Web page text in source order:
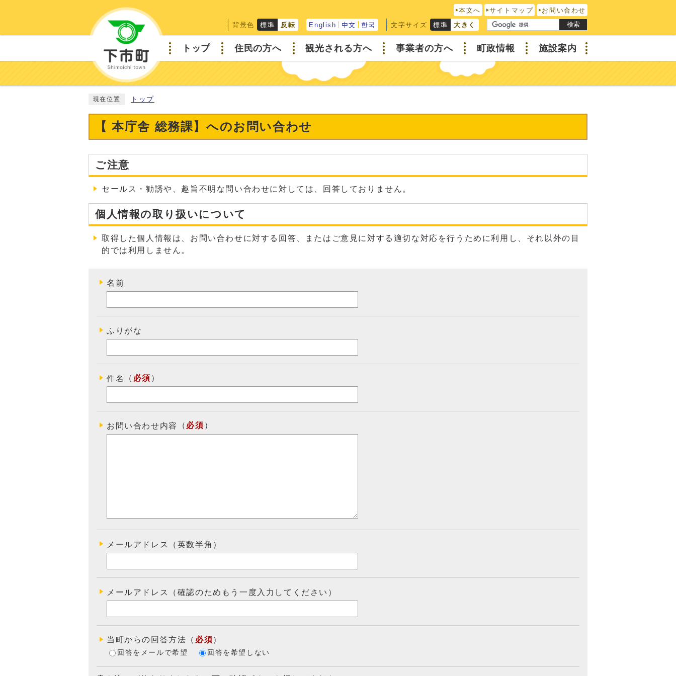
本文へ サイトマップ
お問い合わせ
背景色
標準 反転 English 中文 한국 文字サイズ 標準 大きく 検索
トップ 住民の方へ 観光される方へ 事業者の方へ 町政情報 施設案内
現在位置 トップ
【 本庁舎 総務課】へのお問い合わせ
ご注意
セールス・勧誘や、趣旨不明な問い合わせに対しては、回答しておりません。
個人情報の取り扱いについて
取得した個人情報は、お問い合わせに対する回答、またはご意見に対する適切な対応を行うために利用し、それ以外の目
的では利用しません 。
名前
ふりがな
件名 （ 必須 ）
お問い合わせ内容 （ 必須 ）
メールアドレス（英数半角）
メールアドレス（確認のためもう一度入力してください）
当町からの回答方法 （ 必須）
回答をメールで希望 回答を希望しない